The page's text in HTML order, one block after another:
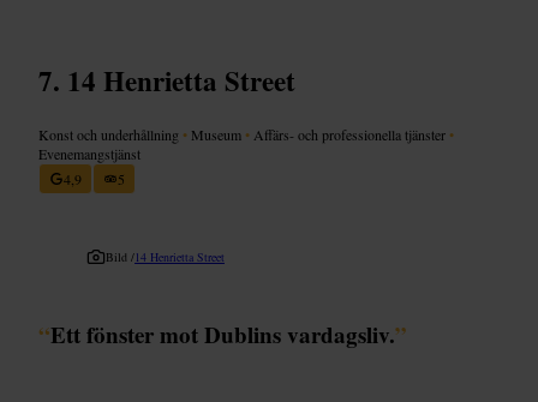
14 Henrietta Street
Konst och underhållning • Museum • Affärs- och professionella tjänster •
Evenemangstjänst
4,9
5
Bild /14 Henrietta Street
“Ett fönster mot Dublins vardagsliv.”